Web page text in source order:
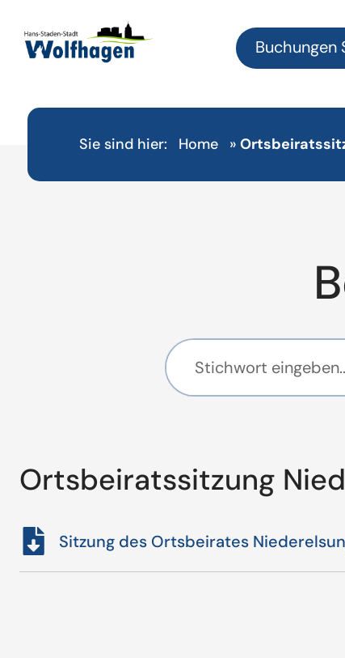
Buchungen
Sie sind hier: Home »
Ortsbeiratssitzung
Sitzung des Ortsbeirates